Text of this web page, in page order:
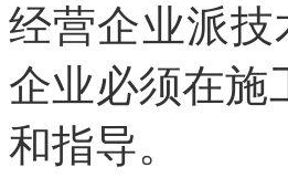
经营企业派
企业必须在施
和指导。